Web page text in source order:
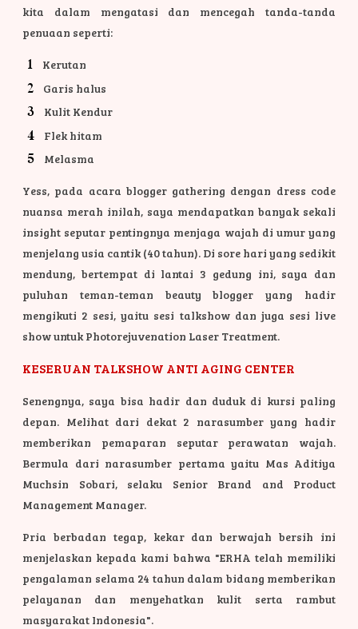
kita dalam mengatasi dan mencegah tanda-tanda
penuaan seperti:
Kerutan
Garis halus
Kulit Kendur
Flek hitam
Melasma
Yess, pada acara blogger gathering dengan dress code
nuansa merah inilah, saya mendapatkan banyak sekali
insight seputar pentingnya menjaga wajah di umur yang
menjelang usia cantik (40 tahun). Di sore hari yang sedikit
mendung, bertempat di lantai 3 gedung ini, saya dan
puluhan teman-teman beauty blogger yang hadir
mengikuti 2 sesi, yaitu sesi talkshow dan juga sesi live
show untuk Photorejuvenation Laser Treatment.
KESERUAN TALKSHOW ANTI AGING CENTER
Senengnya, saya bisa hadir dan duduk di kursi paling
depan. Melihat dari dekat 2 narasumber yang hadir
memberikan pemaparan seputar perawatan wajah.
Bermula dari narasumber pertama yaitu Mas Aditiya
Muchsin Sobari, selaku Senior Brand and Product
Management Manager.
Pria berbadan tegap, kekar dan berwajah bersih ini
menjelaskan kepada kami bahwa "ERHA telah memiliki
pengalaman selama 24 tahun dalam bidang memberikan
pelayanan dan menyehatkan kulit serta rambut
masyarakat Indonesia".